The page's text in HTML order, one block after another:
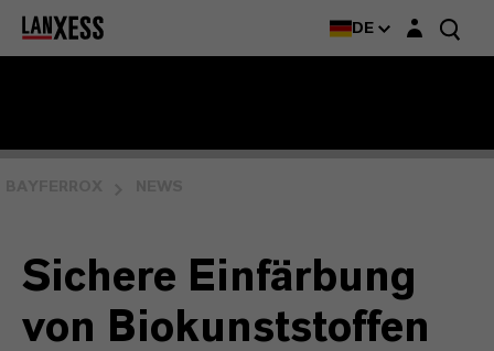
DE Login-Maske
Sichere Einfärbung
von Biokunststoffen